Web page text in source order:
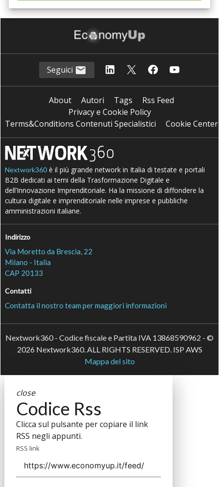
Seguici
About Autori Tags
Rss Feed
Privacy e Cookie Policy
Terms&Conditions Contenuti Specialistici
Cookie Center
Nextwork360 è il più grande network in Italia di testate e portali
B2B dedicati ai temi della Trasformazione Digitale e
dell’Innovazione Imprenditoriale. Ha la missione di diffondere la
cultura digitale e imprenditoriale nelle imprese e pubbliche
amministrazioni italiane.
Indirizzo
Via Moretto da Brescia, 22
Milano - Italia
CAP 20133
Contatti
Contatta il nostro team per maggiori informazioni
Nextwork360 - Codice fiscale e Partita IVA 13868590962 - ©
2026 Nextwork360. ALL RIGHTS RESERVED. ISP AWS
Mappa del sito
close
Codice Rss
Clicca sul pulsante per copiare il link
RSS negli appunti.
RSS link